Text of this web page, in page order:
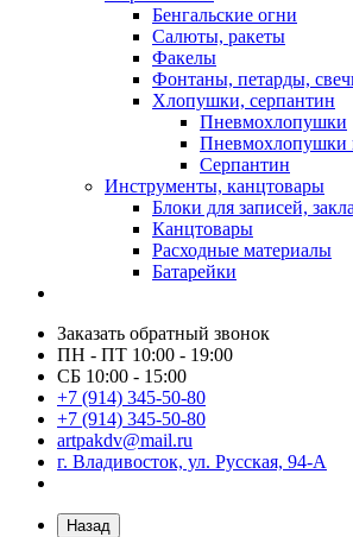
Бенгальские огни
Салюты, ракеты
Факелы
Фонтаны, петарды,
Хлопушки, серпантин
Пневмохлопушки
Пневмохлопушки
Серпантин
Инструменты, канцтовары
Блоки для записей,
Канцтовары
Расходные материалы
Батарейки
Заказать обратный звонок
ПН - ПТ 10:00 - 19:00
СБ 10:00 - 15:00
+7 (914) 345-50-80
+7 (914) 345-50-80
artpakdv@mail.ru
г. Владивосток, ул. Русская, 94-А
Назад